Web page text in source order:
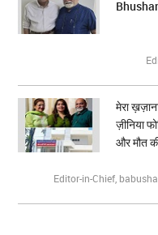
Bhushan
मेरा
ज़ीनिया
और मौत
Editor-in-Chief,